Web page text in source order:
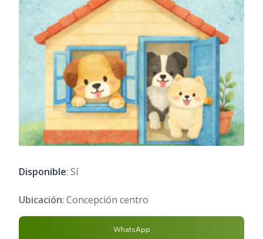
Disponible: Sí
Ubicación: Concepción centro
WhatsApp